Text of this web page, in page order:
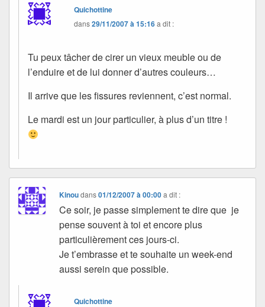
Quichottine
dans29/11/2007 à 15:16a dit :
Tu peux tâcher de cirer un vieux meuble ou de
l’enduire et de lui donner d’autres couleurs…
Il arrive que les fissures reviennent, c’est normal.
Le mardi est un jour particulier, à plus d’un titre !
Kinoudans01/12/2007 à 00:00 a dit :
Ce soir, je passe simplement te dire que je
pense souvent à toi et encore plus
particulièrement ces jours-ci.
Je t’embrasse et te souhaite un week-end
aussi serein que possible.
Quichottine